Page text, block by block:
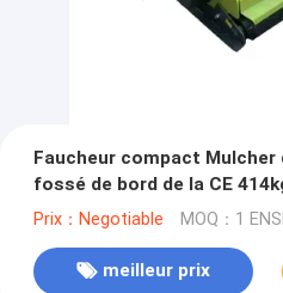
Faucheur compact
fossé de bord de la CE
Prix：Negotiable MOQ：1
meilleur prix